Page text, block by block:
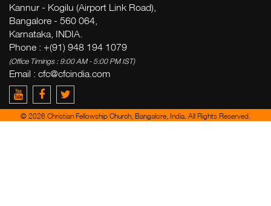
Kannur - Kogilu (Airport Link Road),
Bangalore - 560 064,
Karnataka, INDIA.
Phone : +(91) 948 194 1079
(Office Timings : 9:00 AM - 5:00 PM IST)
Email : cfc@cfcindia.com
© 2026 Christian Fellowship Church, Bangalore, India. All Rights Reserved.